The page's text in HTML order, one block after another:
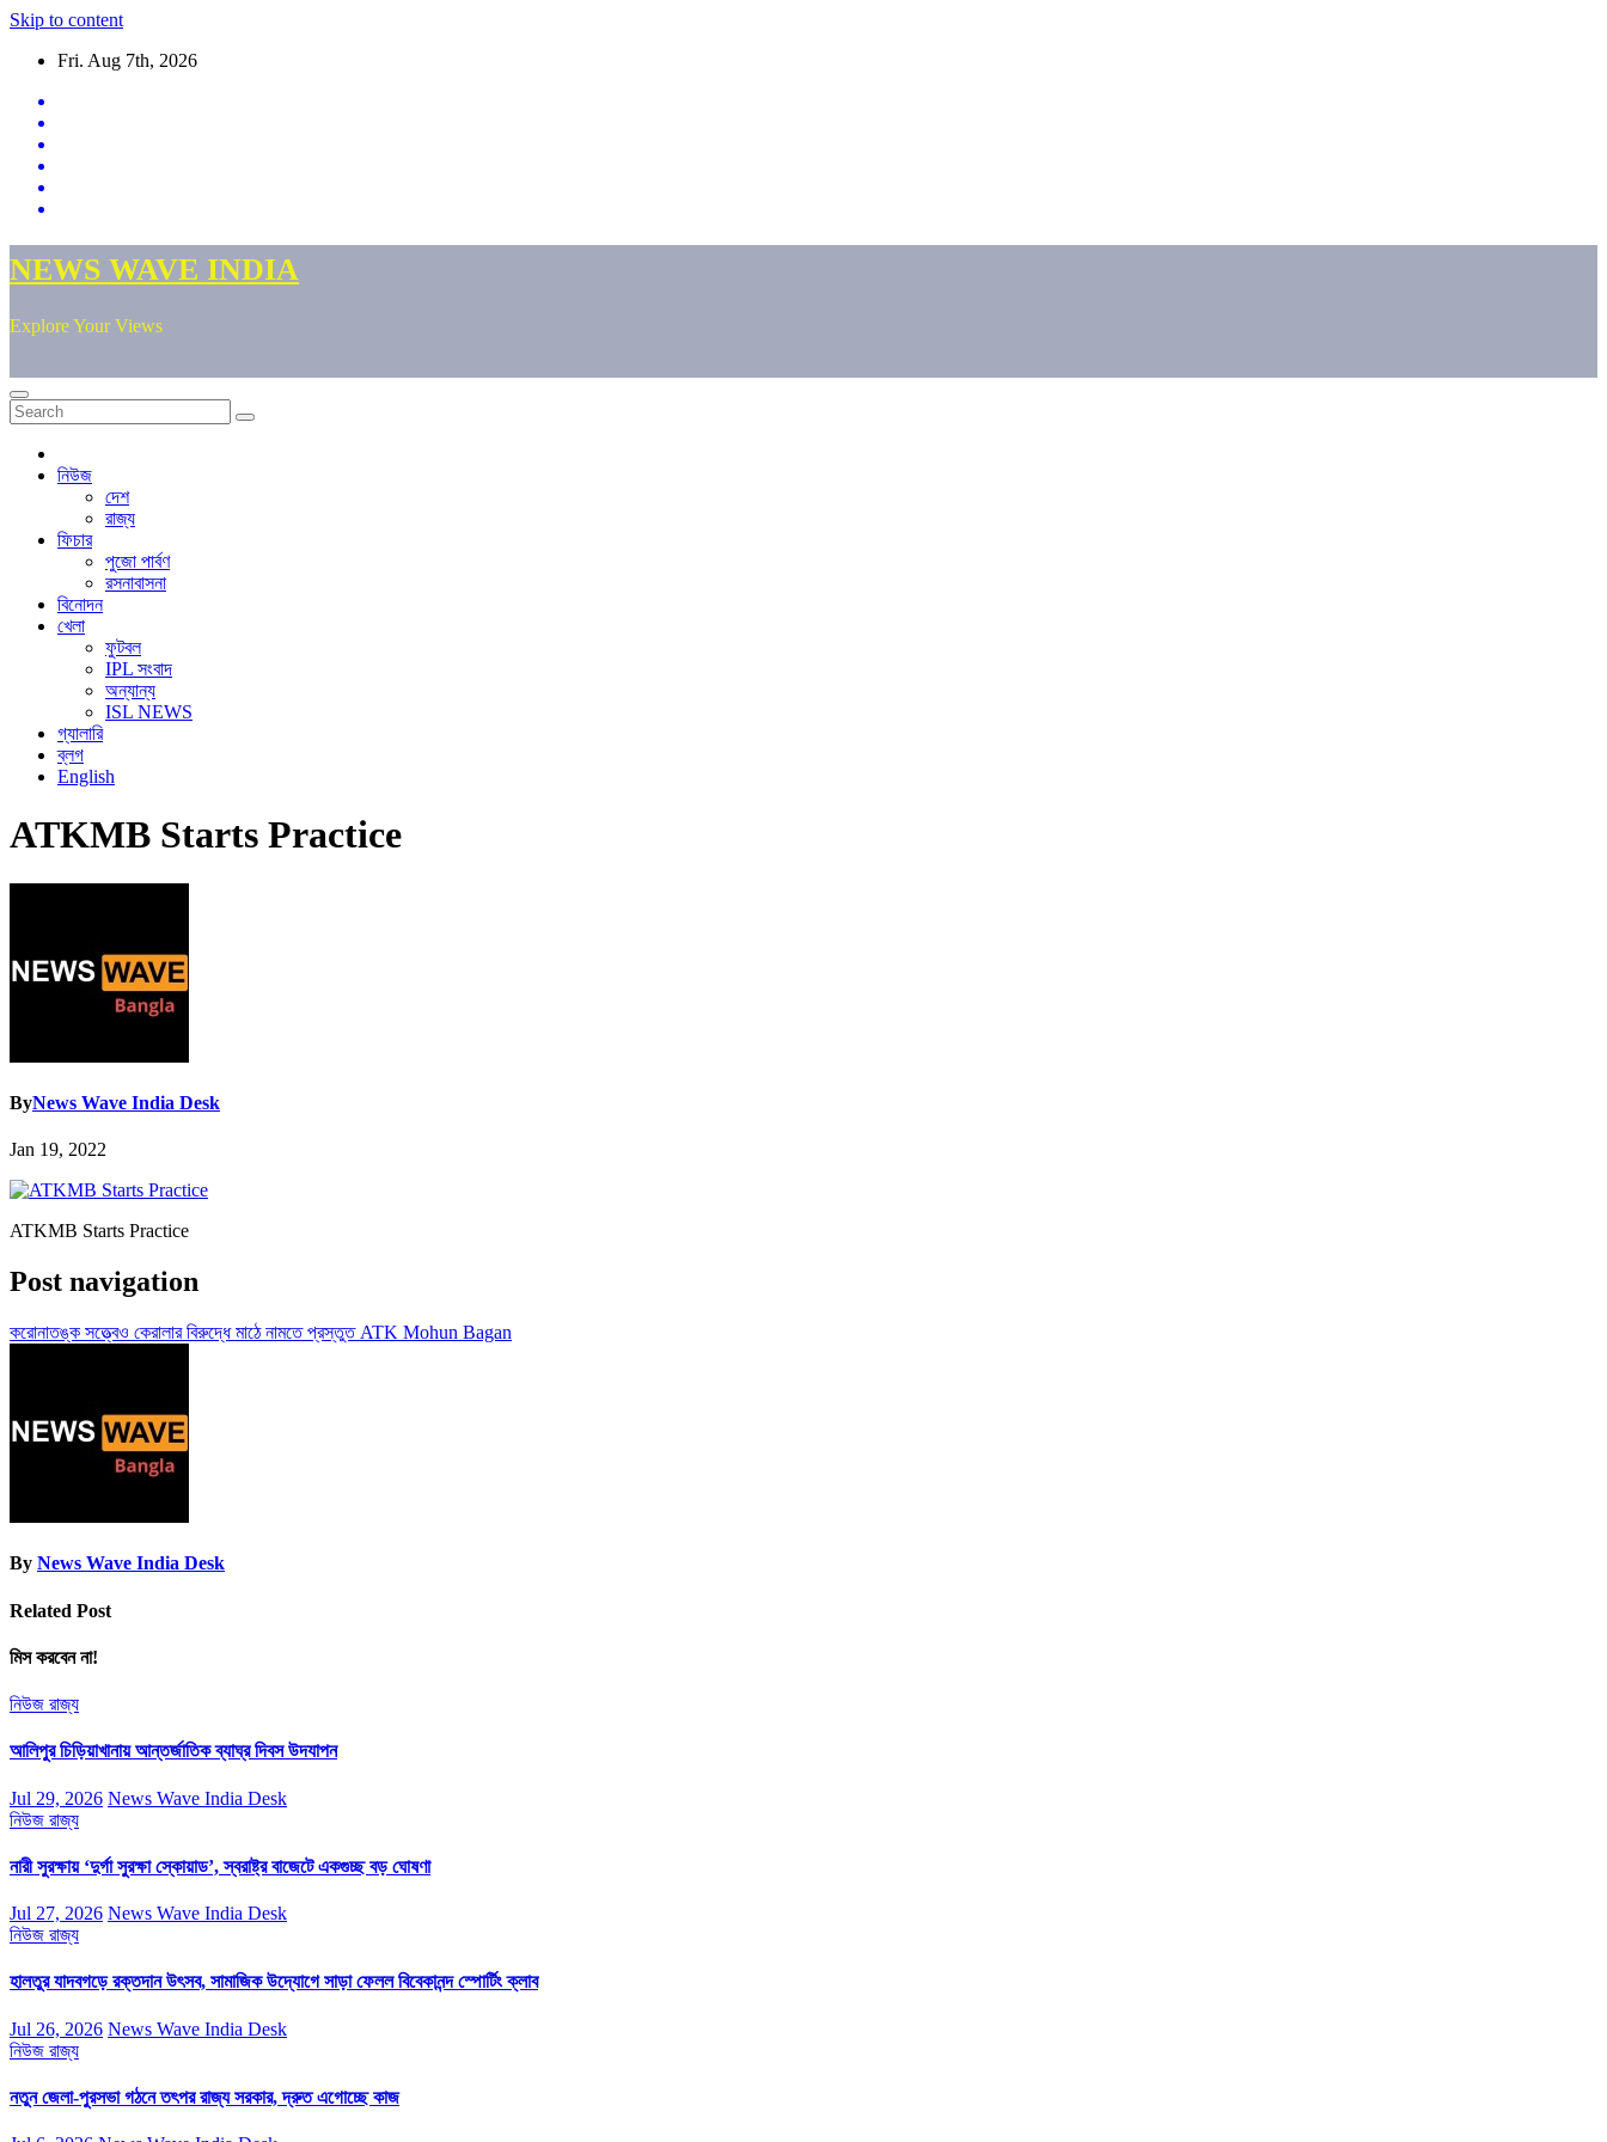
Skip to content
Fri. Aug 7th, 2026
NEWS WAVE INDIA
Explore Your Views
নিউজ
দেশ
রাজ্য
ফিচার
পুজো পার্বণ
রসনাবাসনা
বিনোদন
খেলা
ফুটবল
IPL সংবাদ
অন্যান্য
ISL NEWS
গ্যালারি
ব্লগ
English
ATKMB Starts Practice
ByNews Wave India Desk
Jan 19, 2022
ATKMB Starts Practice
Post navigation
করোনাতঙ্ক সত্ত্বেও কেরালার বিরুদ্ধে মাঠে নামতে প্রস্তুত ATK Mohun Bagan
By News Wave India Desk
Related Post
মিস করবেন না!
নিউজ রাজ্য
আলিপুর চিড়িয়াখানায় আন্তর্জাতিক ব্যাঘ্র দিবস উদযাপন
Jul 29, 2026 News Wave India Desk
নিউজ রাজ্য
নারী সুরক্ষায় ‘দুর্গা সুরক্ষা স্কোয়াড’, স্বরাষ্ট্র বাজেটে একগুচ্ছ বড় ঘোষণা
Jul 27, 2026 News Wave India Desk
নিউজ রাজ্য
হালতুর যাদবগড়ে রক্তদান উৎসব, সামাজিক উদ্যোগে সাড়া ফেলল বিবেকানন্দ স্পোর্টিং ক্লাব
Jul 26, 2026 News Wave India Desk
নিউজ রাজ্য
নতুন জেলা-পুরসভা গঠনে তৎপর রাজ্য সরকার, দ্রুত এগোচ্ছে কাজ